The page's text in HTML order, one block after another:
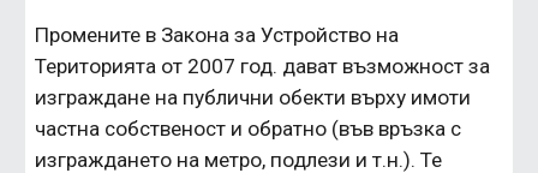
Промените в Закона за Устройство на
Територията от 2007 год. дават възможност за
изграждане на публични обекти върху имоти
частна собственост и обратно (във връзка с
изграждането на метро, подлези и т.н.). Те